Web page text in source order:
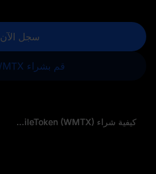
سجل الآن
قم بشراء WMTX الآن
كيفية شراء WorldMobileToken (WMTX)